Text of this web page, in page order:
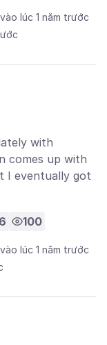
lúc 1 năm trước
with
comes up with
I eventually got
6 100
lúc 1 năm trước